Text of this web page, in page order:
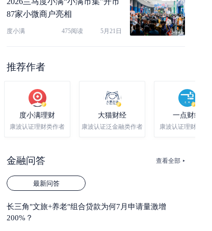
87家小微商户亮相
度小满 475阅读 5月21日
推荐作者
度小满理财
康波认证理财类作者
大猫财经
康波认证泛金融类作者
一点财经
康波认证理财类作者
金融问答 查看全部
最新问答
长三角"文旅+养老"组合贷款为何7月申请量激增
200%？